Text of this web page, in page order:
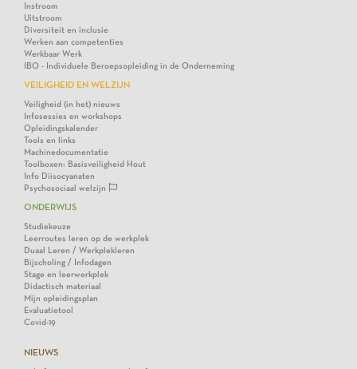
Instroom
Uitstroom
Diversiteit en inclusie
Werken aan competenties
Werkbaar Werk
IBO - Individuele Beroepsopleiding in de Onderneming
VEILIGHEID EN WELZIJN
Veiligheid (in het) nieuws
Infosessies en workshops
Opleidingskalender
Tools en links
Machinedocumentatie
Toolboxen: Basisveiligheid Hout
Info Diisocyanaten
Psychosociaal welzijn
ONDERWIJS
Studiekeuze
Leerroutes leren op de werkplek
Duaal Leren / Werkplekleren
Bijscholing / Infodagen
Stage en leerwerkplek
Didactisch materiaal
Mijn opleidingsplan
Evaluatietool
Covid-19
NIEUWS